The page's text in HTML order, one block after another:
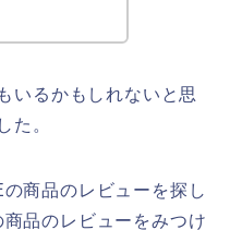
いるかもしれないと思
た。
商品のレビューを探し
品のレビューをみつけ